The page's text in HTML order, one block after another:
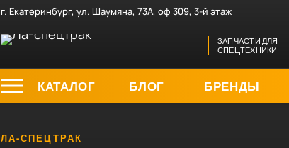
г. Екатеринбург, ул. Шаумяна, 73А, оф 309, 3-й этаж
ЗАПЧАСТИ ДЛЯ
СПЕЦТЕХНИКИ
КАТАЛОГ БЛОГ БРЕНДЫ
ЛА-СПЕЦТРАК